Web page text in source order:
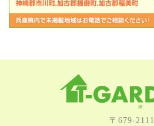
〒679-2111